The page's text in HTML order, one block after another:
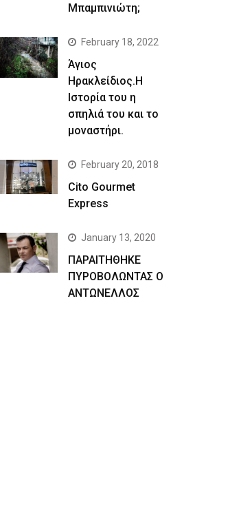
Μπαμπινιώτη;
February 18, 2022
Άγιος
Ηρακλείδιος.Η
Ιστορία του η
σπηλιά του και το
μοναστήρι.
February 20, 2018
Cito Gourmet
Express
January 13, 2020
ΠΑΡΑΙΤΗΘΗΚΕ
ΠΥΡΟΒΟΛΩΝΤΑΣ Ο
ΑΝΤΩΝΕΛΛΟΣ